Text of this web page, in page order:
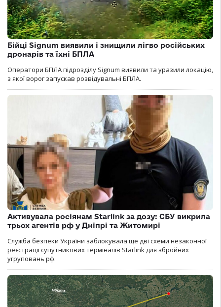
Бійці Signum виявили і знищили лігво російських
дронарів та їхні БПЛА
Оператори БПЛА підрозділу Signum виявили та уразили локацію,
з якої ворог запускав розвідувальні БПЛА.
Активувала росіянам Starlink за дозу: СБУ викрила
трьох агентів рф у Дніпрі та Житомирі
Служба безпеки України заблокувала ще дві схеми незаконної
реєстрації супутникових терміналів Starlink для збройних
угруповань рф.